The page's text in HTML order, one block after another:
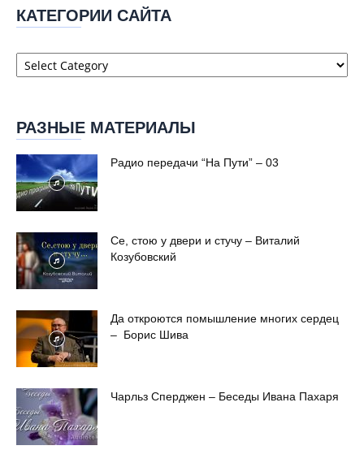
КАТЕГОРИИ САЙТА
Категории
сайта
РАЗНЫЕ МАТЕРИАЛЫ
Радио передачи “На Пути” – 03
Се, стою у двери и стучу – Виталий
Козубовский
Да откроются помышление многих сердец
– Борис Шива
Чарльз Сперджен – Беседы Ивана Пахаря